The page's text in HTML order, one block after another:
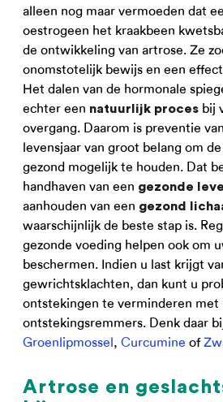
alleen nog maar vermoeden dat
oestrogeen het kraakbeen
de ontwikkeling van artrose. Ze
onomstotelijk bewijs en een
Het dalen van de hormonale
echter een natuurlijk proces bij
overgang. Daarom is preventie
levensjaar van groot belang om
gezond mogelijk te houden. Dat
handhaven van een gezonde
aanhouden van een gezond
waarschijnlijk de beste stap is.
gezonde voeding helpen ook om
beschermen. Indien u last krijgt
gewrichtsklachten, dan kunt u
ontstekingen te verminderen met
ontstekingsremmers. Denk daar
Groenlipmossel, Curcumine of
Artrose en